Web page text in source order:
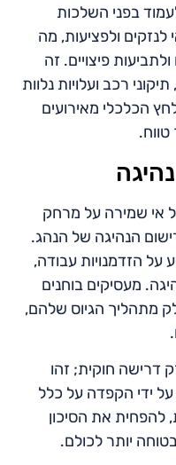
בפני השלכות
ולפציעות, מה
פיצויים. זה
רכב ועלויות נלוות
הכלכלי מאירועים
אי שמירה על מרחק
הנהיגה של הנהג.
על הזדמנויות עבודה,
מעסיקים בוחנים
מתהליך הגיוס שלהם,
דרישה חוקית; זהו
ידי הקפדה על כלל
להפחית את הסיכון
יותר לכולם.